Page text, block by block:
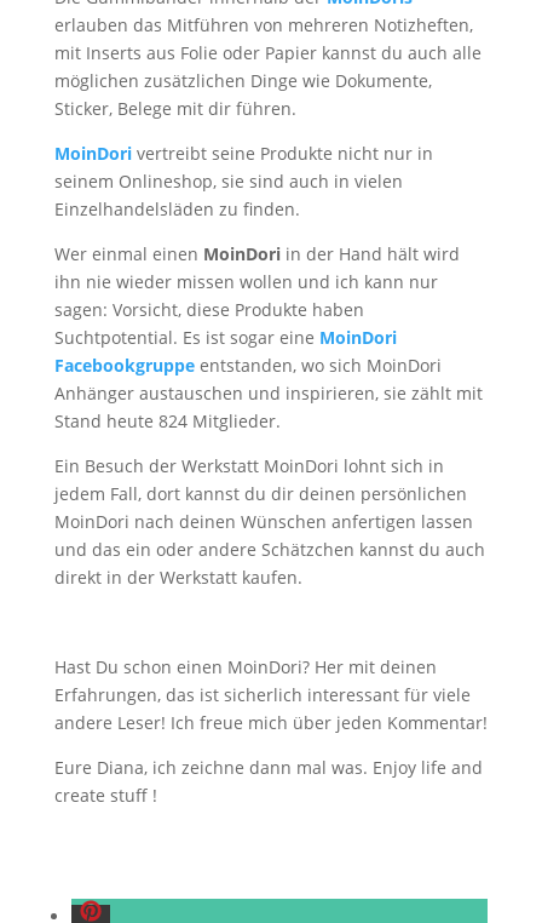
erlauben das Mitführen von mehreren Notizheften,
mit Inserts aus Folie oder Papier kannst du auch alle
möglichen zusätzlichen Dinge wie Dokumente,
Sticker, Belege mit dir führen.
MoinDorivertreibt seine Produkte nicht nur in
seinem Onlineshop, sie sind auch in vielen
Einzelhandelsläden zu finden.
Wer einmal einen MoinDoriin der Hand hält wird
ihn nie wieder missen wollen und ich kann nur
sagen: Vorsicht, diese Produkte haben
Suchtpotential. Es ist sogar eine MoinDori
Facebookgruppe entstanden, wo sich MoinDori
Anhänger austauschen und inspirieren, sie zählt mit
Stand heute 824 Mitglieder.
Ein Besuch der Werkstatt MoinDori lohnt sich in
jedem Fall, dort kannst du dir deinen persönlichen
MoinDori nach deinen Wünschen anfertigen lassen
und das ein oder andere Schätzchen kannst du auch
direkt in der Werkstatt kaufen.
Hast Du schon einen MoinDori? Her mit deinen
Erfahrungen, das ist sicherlich interessant für viele
andere Leser! Ich freue mich über jeden Kommentar!
Eure Diana, ich zeichne dann mal was. Enjoy life and
create stuff !